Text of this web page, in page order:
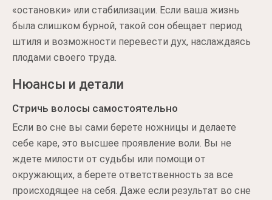
«остановки» или стабилизации. Если ваша жизнь
была слишком бурной, такой сон обещает период
штиля и возможности перевести дух, наслаждаясь
плодами своего труда.
Нюансы и детали
Стричь волосы самостоятельно
Если во сне вы сами берете ножницы и делаете
себе каре, это высшее проявление воли. Вы не
ждете милости от судьбы или помощи от
окружающих, а берете ответственность за все
происходящее на себя. Даже если результат во сне